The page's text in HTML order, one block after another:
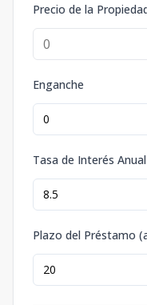
Precio de la
Enganche
Tasa de Interés
Plazo del Préstamo